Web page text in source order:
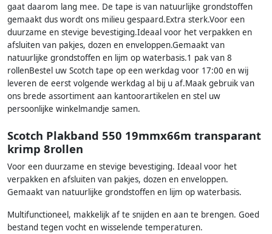
gaat daarom lang mee. De tape is van natuurlijke grondstoffen
gemaakt dus wordt ons milieu gespaard.Extra sterk.Voor een
duurzame en stevige bevestiging.Ideaal voor het verpakken en
afsluiten van pakjes, dozen en enveloppen.Gemaakt van
natuurlijke grondstoffen en lijm op waterbasis.1 pak van 8
rollenBestel uw Scotch tape op een werkdag voor 17:00 en wij
leveren de eerst volgende werkdag al bij u af.Maak gebruik van
ons brede assortiment aan kantoorartikelen en stel uw
persoonlijke winkelmandje samen.
Scotch Plakband 550 19mmx66m transparant
krimp 8rollen
Voor een duurzame en stevige bevestiging. Ideaal voor het
verpakken en afsluiten van pakjes, dozen en enveloppen.
Gemaakt van natuurlijke grondstoffen en lijm op waterbasis.
Multifunctioneel, makkelijk af te snijden en aan te brengen. Goed
bestand tegen vocht en wisselende temperaturen.